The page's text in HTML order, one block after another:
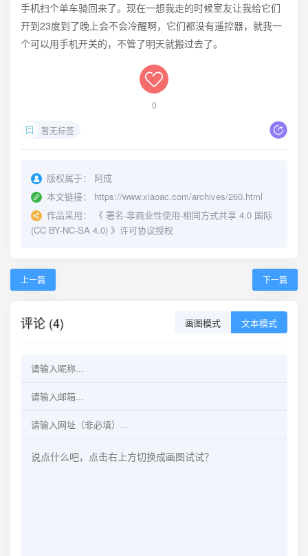
手机扫个单车骑回来了。现在一想我走的时候室友让我给它们
开到23度到了晚上会不会冷醒啊，它们都没有遥控器，就我一
个可以用手机开关的，不管了明天就搬过去了。
0
暂无标签
版权属于：
阿成
本文链接：
https://www.xiaoac.com/archives/260.html
作品采用：
《 署名-非商业性使用-相同方式共享 4.0 国际
(CC BY-NC-SA 4.0) 》许可协议授权
上一篇 下一篇
评论 (4) 画图模式 文本模式